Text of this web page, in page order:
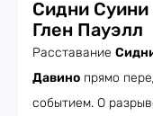
Сидни
Глен Пауэлл
Расставание
Давино прямо
событием. О